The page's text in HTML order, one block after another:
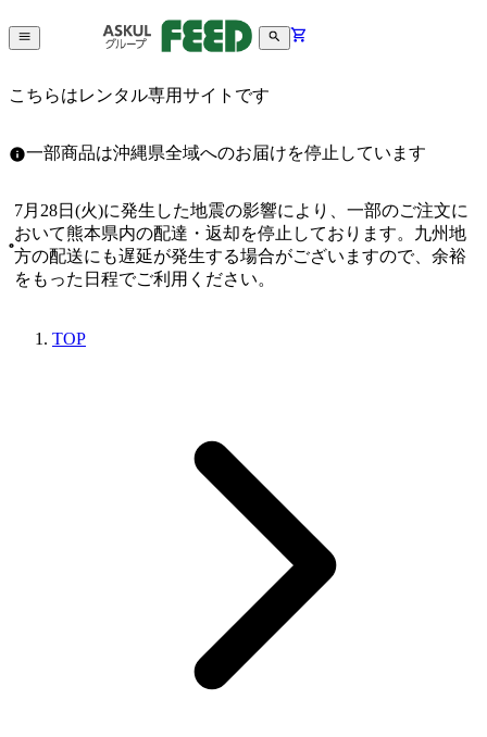
こちらはレンタル専用サイトです
一部商品は沖縄県全域へのお届けを停止しています
7月28日(火)に発生した地震の影響により、一部のご注文に
おいて熊本県内の配達・返却を停止しております。九州地
方の配送にも遅延が発生する場合がございますので、余裕
をもった日程でご利用ください。
TOP